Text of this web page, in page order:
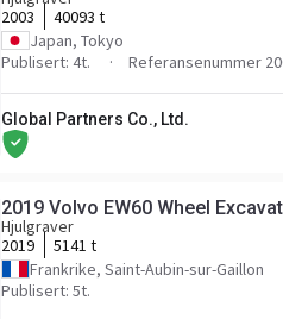
2003
40093 t
Japan, Tokyo
Publisert: 4t.
Referansenummer
Global Partners Co., Ltd.
2019 Volvo EW60 Wheel
Hjulgraver
2019
5141 t
Frankrike, Saint-Aubin-sur-Gaillon
Publisert: 5t.